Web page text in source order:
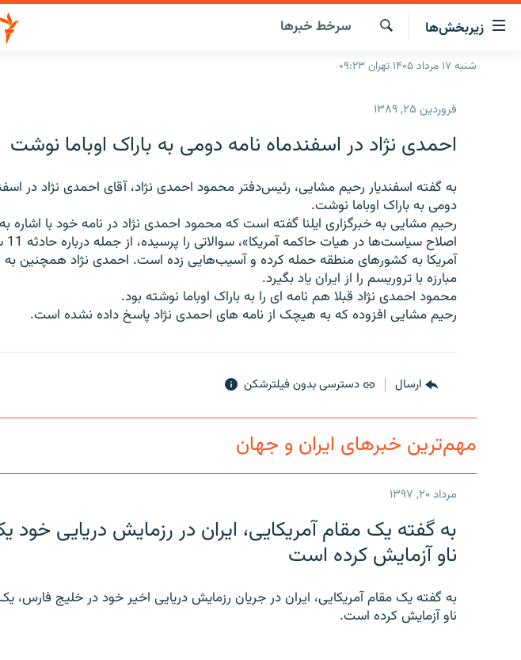
لینک‌های
قابلیت
دسترسی
زیربخش‌ها
صفحه اصلی
انتخاب کنید و بشنوید
برنامه‌های رادیویی
فرکانس‌ها
چندرسانه‌ای
گزارش‌های تصویری
گزارش‌های ویدئویی
جستجو
سرخط‌ خبرها
شنبه ۱۷ مرداد ۱۴۰۵ تهران ۰۹:۲۳
فروردین ۲۵, ۱۳۸۹
احمدی نژاد در اسفندماه نامه دومی به باراک اوباما نوشت
به گفته اسفنديار رحيم مشايی، رئيس‌دفتر محمود احمدی نژاد، آقای احمدی نژاد در
دومی به باراک اوباما نوشت.
رحیم مشایی به خبرگزاری ایلنا گفته است که محمود احمدی نژاد در نامه خود با اشاره به
آمريكا به كشورهای منطقه حمله كرده و آسيب‌هايی زده است. احمدی نژاد همچنین به
مبارزه با تروریسم را از ایران یاد بگیرد.
محمود احمدی نژاد قبلا هم نامه ای را به باراک اوباما نوشته بود.
رحیم مشایی افزوده که به هیچک از نامه های احمدی نژاد پاسخ داده نشده است.
ارسال دسترسی بدون فیلترشکن
مهم‌ترین خبرهای ایران و جهان
مرداد ۲۰, ۱۳۹۷
به گفته یک مقام آمریکایی، ایران در رزمایش دریایی
ناو آزمایش کرده است
به گفته یک مقام آمریکایی، ایران در جریان رزمایش دریایی اخیر خود در خلیج
ناو آزمایش کرده است.